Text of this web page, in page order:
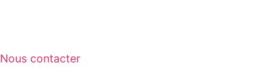
Nous contacter